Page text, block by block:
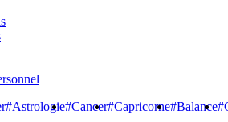
#Astrologie#Cancer#Capricorne#Balance